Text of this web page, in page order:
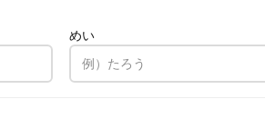
めい